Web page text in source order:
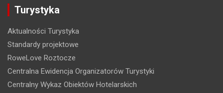
Turystyka
Aktualności Turystyka
Standardy projektowe
RoweLove Roztocze
Centralna Ewidencja Organizatorów Turystyki
Centralny Wykaz Obiektów Hotelarskich